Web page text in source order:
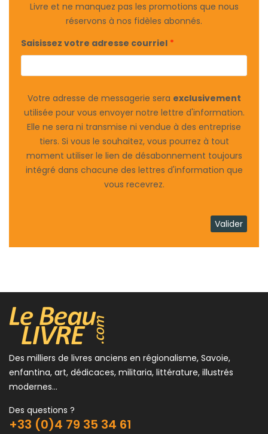
Livre et ne manquez pas les promotions que nous
réservons à nos fidèles abonnés.
Saisissez votre adresse courriel *
Votre adresse de messagerie sera exclusivement
utilisée pour vous envoyer notre lettre d'information.
Elle ne sera ni transmise ni vendue à des entreprise
tiers. Si vous le souhaitez, vous pourrez à tout
moment utiliser le lien de désabonnement toujours
intégré dans chacune des lettres d'information que
vous recevrez.
Des milliers de livres anciens en régionalisme, Savoie,
enfantina, art, dédicaces, militaria, littérature, illustrés
modernes...
Des questions ?
+33 (0)4 79 35 34 61